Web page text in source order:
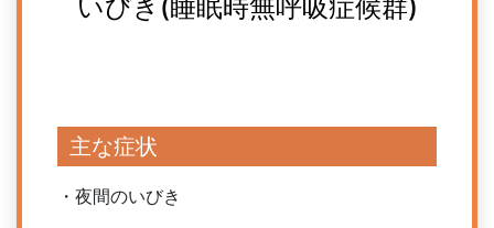
いびき(睡眠時無呼吸症候群)
主な症状
・夜間のいびき